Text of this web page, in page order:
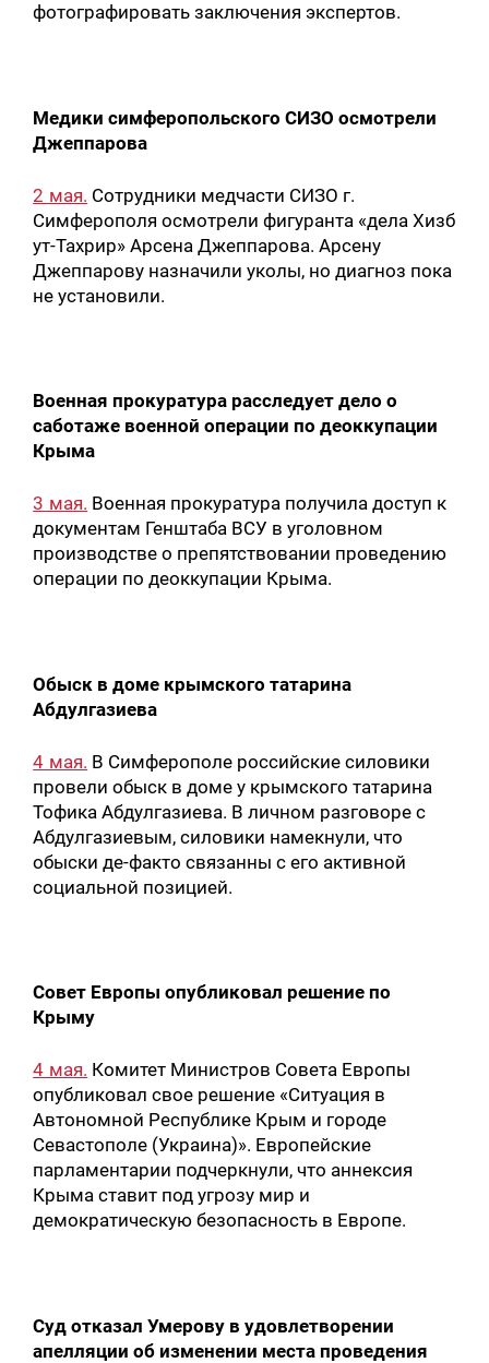
фотографировать заключения экспертов.
Медики симферопольского СИЗО осмотрели
Джеппарова
2 мая. Сотрудники медчасти СИЗО г.
Симферополя осмотрели фигуранта «дела Хизб
ут-Тахрир» Арсена Джеппарова. Арсену
Джеппарову назначили уколы, но диагноз пока
не установили.
Военная прокуратура расследует дело о
саботаже военной операции по деоккупации
Крыма
3 мая. Военная прокуратура получила доступ к
документам Генштаба ВСУ в уголовном
производстве о препятствовании проведению
операции по деоккупации Крыма.
Обыск в доме крымского татарина
Абдулгазиева
4 мая. В Симферополе российские силовики
провели обыск в доме у крымского татарина
Тофика Абдулгазиева. В личном разговоре с
Абдулгазиевым, силовики намекнули, что
обыски де-факто связанны с его активной
социальной позицией.
Совет Европы опубликовал решение по
Крыму
4 мая. Комитет Министров Совета Европы
опубликовал свое решение «Ситуация в
Автономной Республике Крым и городе
Севастополе (Украина)». Европейские
парламентарии подчеркнули, что аннексия
Крыма ставит под угрозу мир и
демократическую безопасность в Европе.
Суд отказал Умерову в удовлетворении
апелляции об изменении места проведения